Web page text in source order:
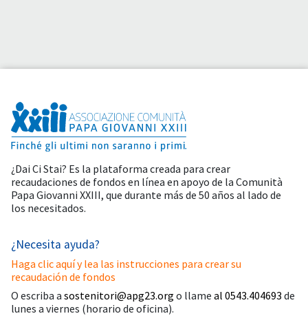
¿Dai Ci Stai? Es la plataforma creada para crear
recaudaciones de fondos en línea en apoyo de la Comunità
Papa Giovanni XXIII, que durante más de 50 años al lado de
los necesitados.
¿Necesita ayuda?
Haga clic aquí y lea las instrucciones para crear su
recaudación de fondos
O escriba a sostenitori@apg23.org o llame al 0543.404693 de
lunes a viernes (horario de oficina).